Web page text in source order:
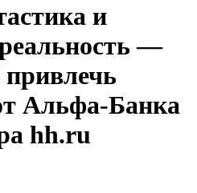
и
—
Альфа-Банка
hh.ru